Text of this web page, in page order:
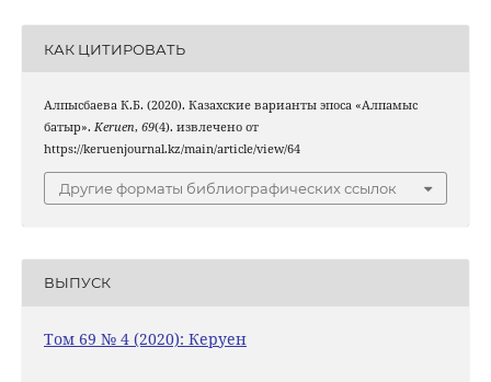
КАК ЦИТИРОВАТЬ
Алпысбаева К.Б. (2020). Казахские варианты эпоса «Алпамыс
батыр». Keruen, 69(4). извлечено от
https://keruenjournal.kz/main/article/view/64
Другие форматы библиографических ссылок
ВЫПУСК
Том 69 № 4 (2020): Керуен